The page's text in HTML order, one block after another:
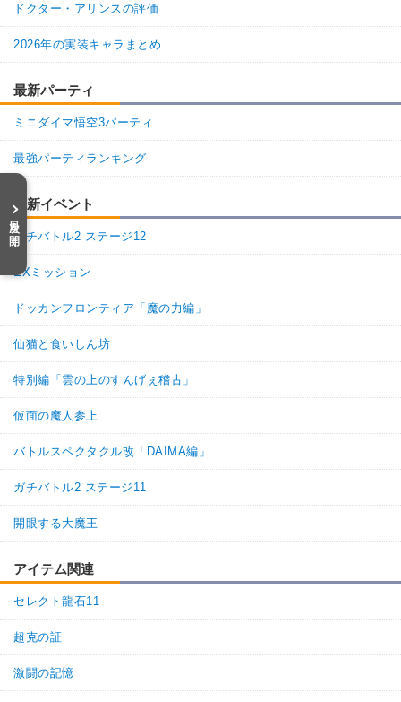
目次を開く
ドクター・アリンスの評価
2026年の実装キャラまとめ
最新パーティ
ミニダイマ悟空3パーティ
最強パーティランキング
最新イベント
ガチバトル2 ステージ12
EXミッション
ドッカンフロンティア「魔の力編」
仙猫と食いしん坊
特別編「雲の上のすんげぇ稽古」
仮面の魔人参上
バトルスペクタクル改「DAIMA編」
ガチバトル2 ステージ11
開眼する大魔王
アイテム関連
セレクト龍石11
超克の証
激闘の記憶